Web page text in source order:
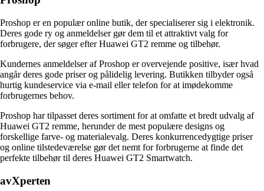
Proshop er en populær online butik, der specialiserer sig i elektronik.
Deres gode ry og anmeldelser gør dem til et attraktivt valg for
forbrugere, der søger efter Huawei GT2 remme og tilbehør.
Kundernes anmeldelser af Proshop er overvejende positive, især hvad
angår deres gode priser og pålidelig levering. Butikken tilbyder også
hurtig kundeservice via e-mail eller telefon for at imødekomme
forbrugernes behov.
Proshop har tilpasset deres sortiment for at omfatte et bredt udvalg af
Huawei GT2 remme, herunder de mest populære designs og
forskellige farve- og materialevalg. Deres konkurrencedygtige priser
og online tilstedeværelse gør det nemt for forbrugerne at finde det
perfekte tilbehør til deres Huawei GT2 Smartwatch.
avXperten